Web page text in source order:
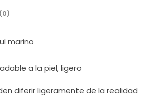
marino
a la piel, ligero
diferir ligeramente de la realidad